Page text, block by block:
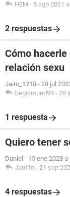
HEM - 5 ago 2021
2 respuestas
Cómo
relación sexu
Jairo_1218 - 28 jul
Segismund99 - 28
1 respuesta
Quiero tener
Daniel - 15 ene 2023 a
Jamito - 21 sep
4 respuestas